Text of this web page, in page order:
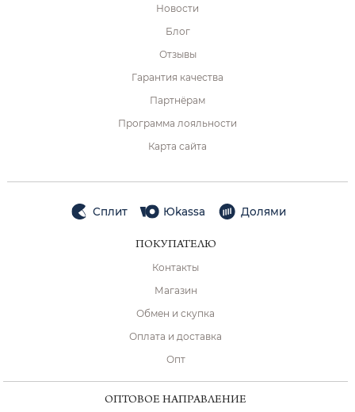
Новости
Блог
Отзывы
Гарантия качества
Партнёрам
Программа лояльности
Карта сайта
Сплит Юkassa Долями
ПОКУПАТЕЛЮ
Контакты
Магазин
Обмен и скупка
Оплата и доставка
Опт
ОПТОВОЕ НАПРАВЛЕНИЕ